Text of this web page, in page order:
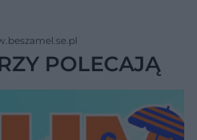
POLECAJĄ